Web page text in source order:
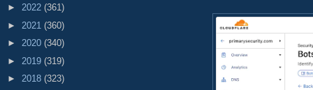
► 2022 (361)
► 2021 (360)
► 2020 (340)
► 2019 (319)
► 2018 (323)